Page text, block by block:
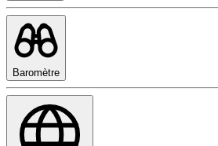
Baromètre